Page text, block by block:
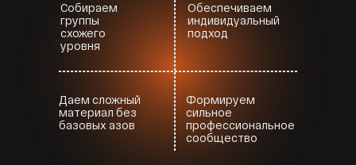
Формируем
сильное
профессиональное
сообщество
Даем сложный
материал без
базовых азов
Собираем
группы
схожего
уровня
Обеспечиваем
индивидуальный
подход